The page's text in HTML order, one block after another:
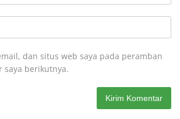
dan situs web saya pada peramban
saya berikutnya.